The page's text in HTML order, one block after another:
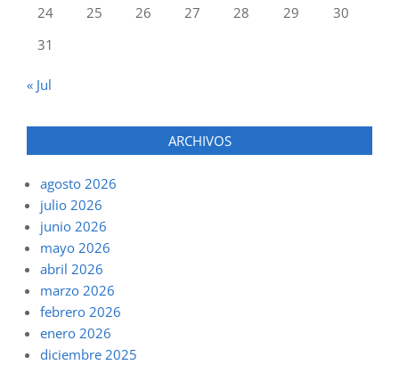
24
25 26 27 28 29
30
31
« Jul
ARCHIVOS
agosto 2026
julio 2026
junio 2026
mayo 2026
abril 2026
marzo 2026
febrero 2026
enero 2026
diciembre 2025